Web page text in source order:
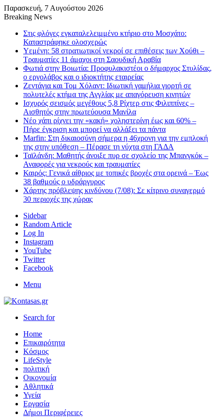
Παρασκευή, 7 Αυγούστου 2026
Breaking News
Στις φλόγες εγκαταλελειμμένο κτήριο στο Μοσχάτο:
Καταστράφηκε ολοσχερώς
Υεμένη: 58 στρατιωτικοί νεκροί σε επιθέσεις των Χούθι –
Τραυματίες 11 άμαχοι στη Σαουδική Αραβία
Φωτιά στην Βοιωτία: Προφυλακιστέοι ο δήμαρχος Στυλίδας,
ο εργολάβος και ο ιδιοκτήτης εταιρείας
Ζεντάγια και Τομ Χόλαντ: Ιδιωτική γαμήλια γιορτή σε
πολυτελές κτήμα της Αγγλίας με απαγόρευση κινητών
Ισχυρός σεισμός μεγέθους 5,8 Ρίχτερ στις Φιλιππίνες –
Αισθητός στην πρωτεύουσα Μανίλα
Νέο χάπι ρίχνει την «κακή» χοληστερίνη έως και 60% –
Πήρε έγκριση και μπορεί να αλλάξει τα πάντα
Marfin: Στη δικαιοσύνη σήμερα η 46χρονη για την εμπλοκή
της στην υπόθεση – Πέρασε τη νύχτα στη ΓΑΔΑ
Ταϊλάνδη: Μαθητής άνοιξε πυρ σε σχολείο της Μπανγκόκ –
Αναφορές για νεκρούς και τραυματίες
Καιρός: Γενικά αίθριος με τοπικές βροχές στα ορεινά – Έως
38 βαθμούς ο υδράργυρος
Χάρτης πρόβλεψης κινδύνου (7/08): Σε κίτρινο συναγερμό
30 περιοχές της χώρας
Sidebar
Random Article
Log In
Instagram
YouTube
Twitter
Facebook
Menu
Search for
Home
Επικαιρότητα
Κόσμος
LifeStyle
πολιτική
Οικονομία
Αθλητικά
Υγεία
Εργασία
Δήμοι Περιφέρειες